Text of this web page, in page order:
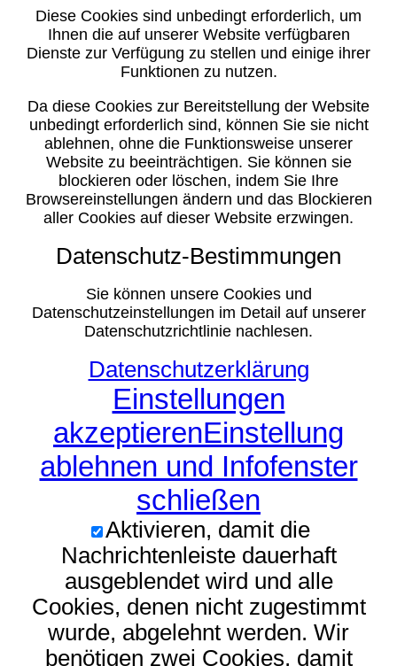
Diese Cookies sind unbedingt erforderlich, um
Ihnen die auf unserer Website verfügbaren
Dienste zur Verfügung zu stellen und einige ihrer
Funktionen zu nutzen.
Da diese Cookies zur Bereitstellung der Website
unbedingt erforderlich sind, können Sie sie nicht
ablehnen, ohne die Funktionsweise unserer
Website zu beeinträchtigen. Sie können sie
blockieren oder löschen, indem Sie Ihre
Browsereinstellungen ändern und das Blockieren
aller Cookies auf dieser Website erzwingen.
Datenschutz-Bestimmungen
Sie können unsere Cookies und
Datenschutzeinstellungen im Detail auf unserer
Datenschutzrichtlinie nachlesen.
Datenschutzerklärung
Einstellungen
akzeptierenEinstellung
ablehnen und Infofenster
schließen
Aktivieren, damit die
Nachrichtenleiste dauerhaft
ausgeblendet wird und alle
Cookies, denen nicht zugestimmt
wurde, abgelehnt werden. Wir
benötigen zwei Cookies, damit